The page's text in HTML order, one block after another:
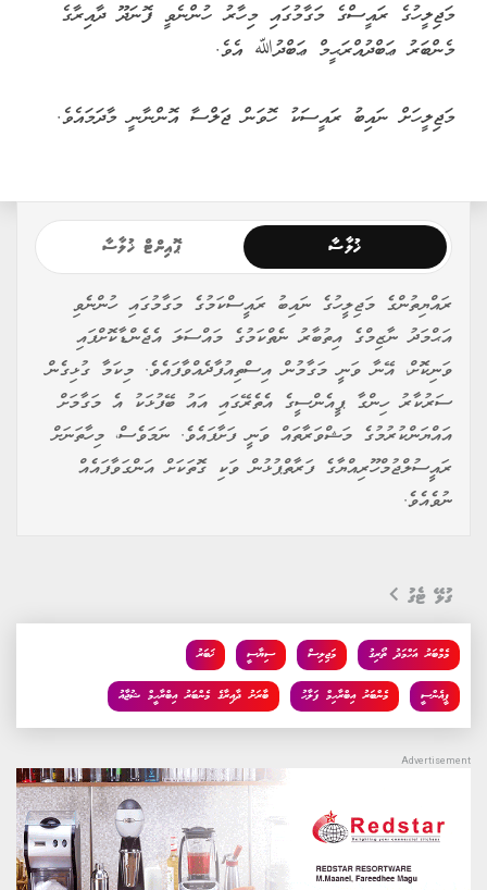
މަޖިލީހުގެ ރައީސްގެ މަގާމުގައި މިހާރު ހުންނެވީ ފޮނަދޫ ދާއިރާގެ
މެންބަރު ޢަބްދުއްރަޙީމް ޢަބްދުﷲ އެވެ.
މަޖިލީހަށް ނައިބު ރައީސަކު ހޮވަން ޖަލްސާ އޮންނާނީ މާދަމައެވެ.
ޚުލާސާ ޕޮއިންޓް ޚުލާސާ
ރައްޔިތުންގެ މަޖިލީހުގެ ނައިބު ރައީސްކަމުގެ މަގާމުގައި ހުންނެވި
އަޙްމަދު ނާޒިމްގެ އިތުބާރު ނެތްކަމުގެ މައްސަލަ އެޖެންޑާކޮށްފައި
ވަނިކޮށް، އޭނާ ވަނީ މަގާމުން އިސްތިއުފާދެއްވާފައެވެ. މިކަމާ ގުޅިގެން
ސަރުކާރު ހިންގާ ޕީއެންސީގެ އެތެރޭގައި އައު ބޭފުޅަކު އެ މަގާމަށް
އައްޔަންކުރުމުގެ މަޝްވަރާތައް ވަނީ ފަށާފައެވެ. ނަމަވެސް، މިހާތަނަށް
ރައީސުލްޖުމްހޫރިއްޔާގެ ފަރާތްޕުޅުން ވަކި ގޮތަކަށް އަންގަވާފައެއް
ނުވެއެވެ.
ގުޅޭ ޓެގު
ޚަބަރު ސިޔާސީ މަޖިލިސް މެމްބަރު އަހްމަދު ތޯރިގު
ބާރަށު ދާއިރާގެ މެންބަރު އިބްރާހީމް ޝުޖާއު މެންބަރު އިބްރާހިމް ފަލާހު ޕީއެންސީ